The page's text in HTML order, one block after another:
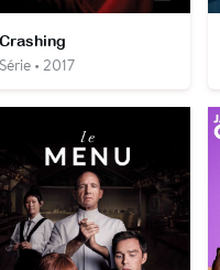
• 2017